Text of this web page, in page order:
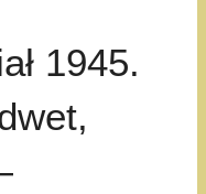
1945.